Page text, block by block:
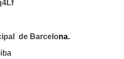
de Barcelona.